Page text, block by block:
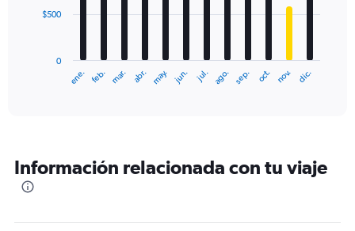
The
categories.
The
ene. feb. mar. abr. may. jun. jul. ago. sep. oct. nov. dic.
0
$500
Información relacionada con tu viaje